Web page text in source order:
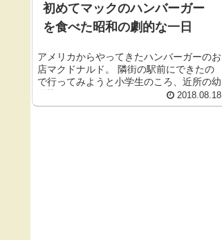
初めてマックのハンバーガー
を食べた昭和の劇的な一日
アメリカからやってきたハンバーガーのお
店マクドナルド。 隣街の駅前にできたの
で行ってみようと小学生のころ、近所の幼
馴染と一緒にマックデビュ...
2018.08.18